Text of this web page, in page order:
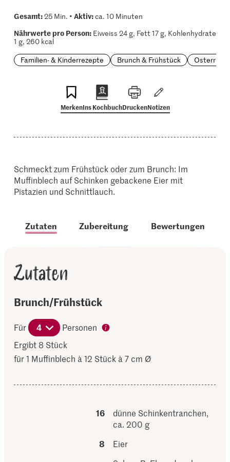
Gesamt:25 Min. • Aktiv:ca. 10 Minuten
Nährwerte pro Person:Eiweiss 24 g, Fett 17 g, Kohlenhydrate
1 g, 260 kcal
Familien- & Kinderrezepte
Brunch & Frühstück
MerkenIns KochbuchDruckenNotizen
Schmeckt zum Frühstück oder zum Brunch: Im
Muffinblech auf Schinken gebackene Eier mit
Pistazien und Schnittlauch.
Zutaten Zubereitung Bewertungen
Zutaten
Brunch/Frühstück
Für 4
Personen
Ergibt 8 Stück
für 1 Muffinblech à 12 Stück à 7 cm Ø
16
dünne Schinkentranchen,
ca. 200 g
8
Eier